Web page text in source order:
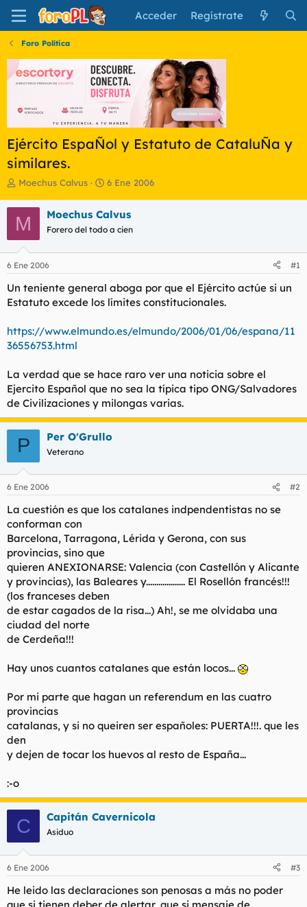
Acceder Regístrate
Foro Política
Ejército EspaÑol y Estatuto de CataluÑa y
similares.
I
i
c
i
a
d
o
d
e
t
e
Moechus Calvus
F
h
a
e
c
o
6 Ene 2006
M Moechus Calvus
Forero del todo a cien
6 Ene 2006 #1
Un teniente general aboga por que el Ejército actúe si un
Estatuto excede los límites constitucionales.
https://www.elmundo.es/elmundo/2006/01/06/espana/11
36556753.html
La verdad que se hace raro ver una noticia sobre el
Ejercito Español que no sea la típica tipo ONG/Salvadores
de Civilizaciones y milongas varias.
P Per O'Grullo
Veterano
6 Ene 2006 #2
La cuestión es que los catalanes indpendentistas no se
conforman con
Barcelona, Tarragona, Lérida y Gerona, con sus
provincias, sino que
quieren ANEXIONARSE: Valencia (con Castellón y Alicante
y provincias), las Baleares y................... El Rosellón francés!!!
(los franceses deben
de estar cagados de la risa...) Ah!, se me olvidaba una
ciudad del norte
de Cerdeña!!!
Hay unos cuantos catalanes que están locos...
Por mi parte que hagan un referendum en las cuatro
provincias
catalanas, y si no queiren ser españoles: PUERTA!!!. que les
den
y dejen de tocar los huevos al resto de España...
:-o
C Capitán Cavernicola
Asiduo
6 Ene 2006 #3
He leido las declaraciones son penosas a más no poder
que si tienen deber de alertar, que si mensaje de